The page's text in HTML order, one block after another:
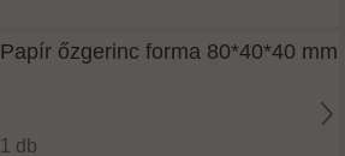
Papír őzgerinc forma 80*40*40 mm
1 db